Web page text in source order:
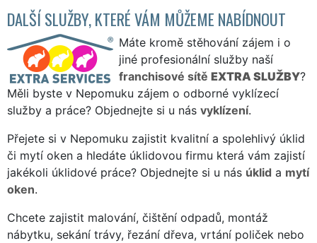
DALŠÍ SLUŽBY, KTERÉ VÁM MŮŽEME NABÍDNOUT
Máte kromě stěhování zájem i o
jiné profesionální služby naší
franchisové sítě EXTRA SLUŽBY?
Měli byste v Nepomuku zájem o odborné vyklízecí
služby a práce? Objednejte si u nás vyklízení.
Přejete si v Nepomuku zajistit kvalitní a spolehlivý úklid
či mytí oken a hledáte úklidovou firmu která vám zajistí
jakékoli úklidové práce? Objednejte si u nás úklid a mytí
oken.
Chcete zajistit malování, čištění odpadů, montáž
nábytku, sekání trávy, řezání dřeva, vrtání poliček nebo